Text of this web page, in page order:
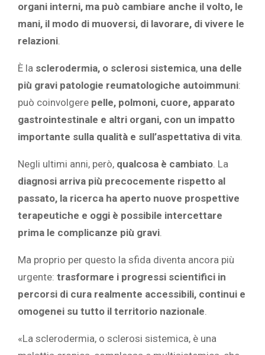
organi interni, ma può cambiare anche il volto, le
mani, il modo di muoversi, di lavorare, di vivere le
relazioni.
È la sclerodermia, o sclerosi sistemica, una delle
più gravi patologie reumatologiche autoimmuni:
può coinvolgere pelle, polmoni, cuore, apparato
gastrointestinale e altri organi, con un impatto
importante sulla qualità e sull’aspettativa di vita.
Negli ultimi anni, però, qualcosa è cambiato. La
diagnosi arriva più precocemente rispetto al
passato, la ricerca ha aperto nuove prospettive
terapeutiche e oggi è possibile intercettare
prima le complicanze più gravi.
Ma proprio per questo la sfida diventa ancora più
urgente: trasformare i progressi scientifici in
percorsi di cura realmente accessibili, continui e
omogenei su tutto il territorio nazionale.
«La sclerodermia, o sclerosi sistemica, è una